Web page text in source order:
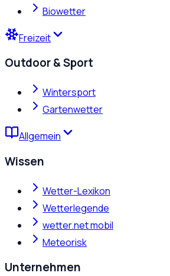
Biowetter
Freizeit
Outdoor & Sport
Wintersport
Gartenwetter
Allgemein
Wissen
Wetter-Lexikon
Wetterlegende
wetter.net mobil
Meteorisk
Unternehmen